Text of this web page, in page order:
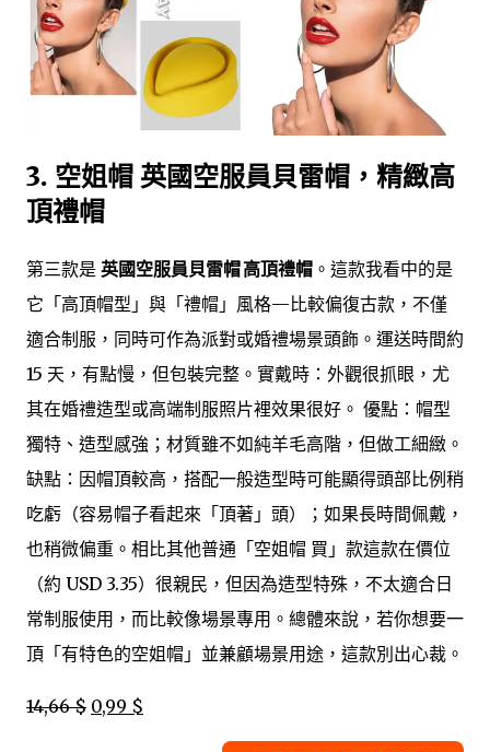
3. 空姐帽 英國空服員貝雷帽，精緻高
頂禮帽
第三款是 英國空服員貝雷帽 高頂禮帽 。這款我看中的是
它「高頂帽型」與「禮帽」風格—比較偏復古款，不僅
適合制服，同時可作為派對或婚禮場景頭飾。運送時間約
15 天，有點慢，但包裝完整。實戴時：外觀很抓眼，尤
其在婚禮造型或高端制服照片裡效果很好。 優點：帽型
獨特、造型感強；材質雖不如純羊毛高階，但做工細緻。
缺點：因帽頂較高，搭配一般造型時可能顯得頭部比例稍
吃虧（容易帽子看起來「頂著」頭）；如果長時間佩戴，
也稍微偏重。相比其他普通「空姐帽 買」款這款在價位
（約 USD 3.35）很親民，但因為造型特殊，不太適合日
常制服使用，而比較像場景專用。總體來說，若你想要一
頂「有特色的空姐帽」並兼顧場景用途，這款別出心裁。
14,66 $ 0,99 $